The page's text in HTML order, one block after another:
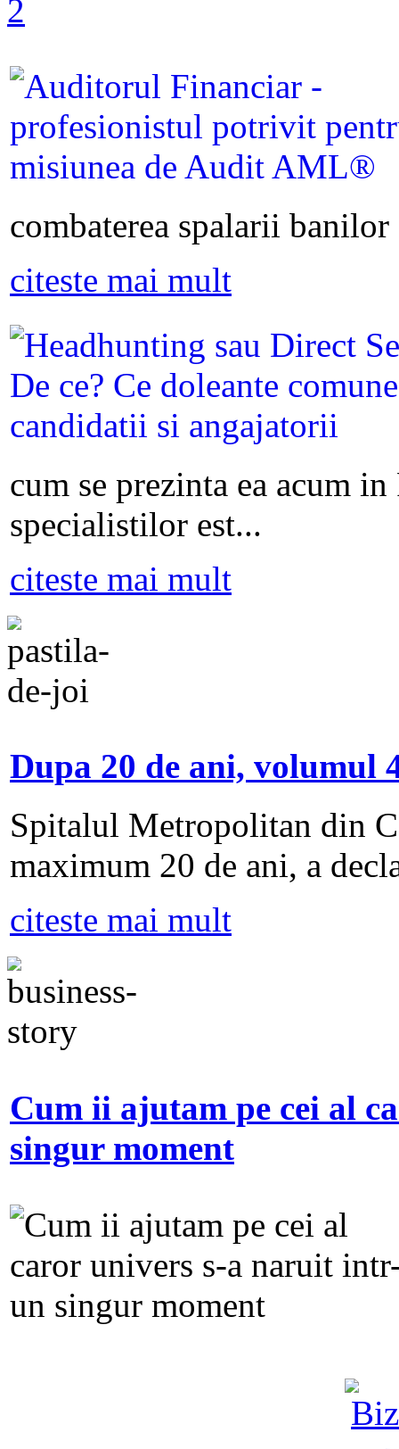
combaterea spalarii
citeste mai mult
cum se prezinta ea acum
specialistilor est...
citeste mai mult
Dupa 20 de ani, volumul
Spitalul Metropolitan din
maximum 20 de ani, a
citeste mai mult
Cum ii ajutam pe cei al
singur moment